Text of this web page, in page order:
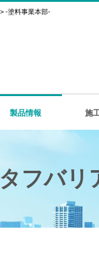
-塗料事業本部-
製品情報 施
フバ